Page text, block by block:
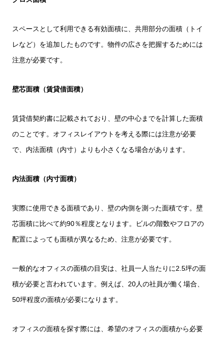
スペースとして利用できる有効面積に、共用部分の面積（トイ
レなど）を追加したものです。物件の広さを把握するためには
注意が必要です。
壁芯面積（賃貸借面積）
賃貸借契約書に記載されており、壁の中心までを計算した面積
のことです。オフィスレイアウトを考える際には注意が必要
で、内法面積（内寸）よりも小さくなる場合があります。
内法面積（内寸面積）
実際に使用できる面積であり、壁の内側を測った面積です。壁
芯面積に比べて約90％程度となります。ビルの階数やフロアの
配置によっても面積が異なるため、注意が必要です。
一般的なオフィスの面積の目安は、社員一人当たりに2.5坪の面
積が必要と言われています。例えば、20人の社員が働く場合、
50坪程度の面積が必要になります。
オフィスの面積を探す際には、希望のオフィスの面積から必要